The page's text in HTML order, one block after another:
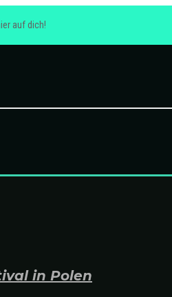
auf dich!
in Polen